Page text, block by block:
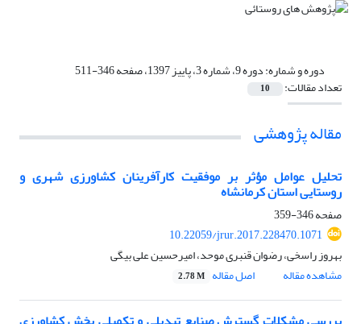
دوره و شماره:دوره 9، شماره 3، پاییز 1397، صفحه 346-511
تعداد مقالات: 10
مقاله پژوهشی
تحلیل عوامل مؤثر بر موفقیت کارآفرینان کشاورزی شهری و
روستایی استان کرمانشاه
صفحه346-359
10.22059/jrur.2017.228470.1071
بهروز راسخی، رضوان قنبری موحد، امیرحسین علی بیگی
مشاهده مقاله
اصل مقاله 2.78 M